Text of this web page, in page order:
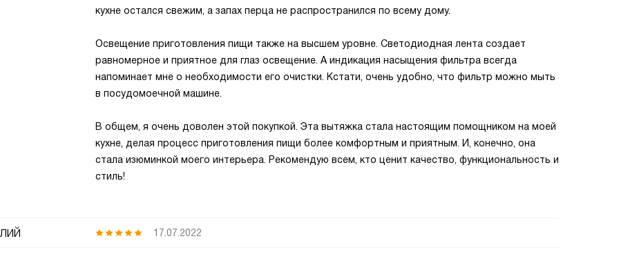
кухне остался свежим, а запах перца не распространился по всему дому.
Освещение приготовления пищи также на высшем уровне. Светодиодная лента создает
равномерное и приятное для глаз освещение. А индикация насыщения фильтра всегда
напоминает мне о необходимости его очистки. Кстати, очень удобно, что фильтр можно мыть
в посудомоечной машине.
В общем, я очень доволен этой покупкой. Эта вытяжка стала настоящим помощником на моей
кухне, делая процесс приготовления пищи более комфортным и приятным. И, конечно, она
стала изюминкой моего интерьера. Рекомендую всем, кто ценит качество, функциональность и
стиль!
17.07.2022